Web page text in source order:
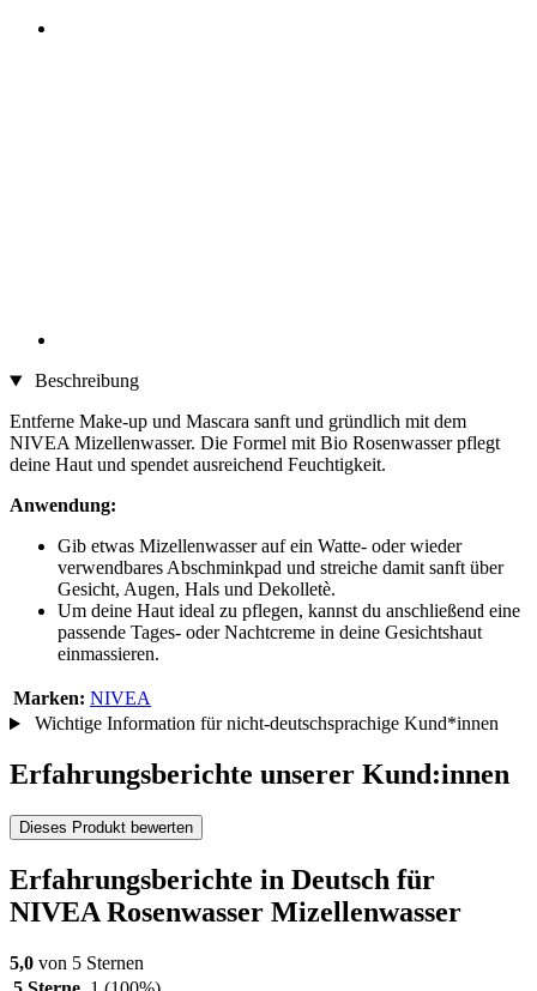
Beschreibung
Entferne Make-up und Mascara sanft und gründlich mit dem
NIVEA Mizellenwasser. Die Formel mit Bio Rosenwasser pflegt
deine Haut und spendet ausreichend Feuchtigkeit.
Anwendung:
Gib etwas Mizellenwasser auf ein Watte- oder wieder
verwendbares Abschminkpad und streiche damit sanft über
Gesicht, Augen, Hals und Dekolletè.
Um deine Haut ideal zu pflegen, kannst du anschließend eine
passende Tages- oder Nachtcreme in deine Gesichtshaut
einmassieren.
Marken: NIVEA
Wichtige Information für nicht-deutschsprachige Kund*innen
Erfahrungsberichte unserer Kund:innen
Dieses Produkt bewerten
Erfahrungsberichte in Deutsch für
NIVEA Rosenwasser Mizellenwasser
5,0 von 5 Sternen